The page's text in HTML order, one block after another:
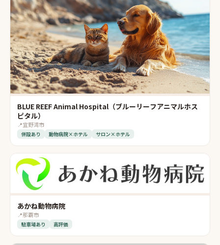
BLUE REEF Animal Hospital（ブルーリーフアニマルホス
ピタル）
📍宜野湾市
併設あり 動物病院×ホテル サロン×ホテル
あかね動物病院
📍那覇市
駐車場あり 高評価